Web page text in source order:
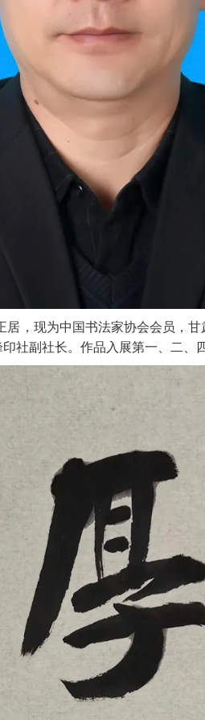
，现为中国书法家协会会员，
社副社长。作品入展第一、二、